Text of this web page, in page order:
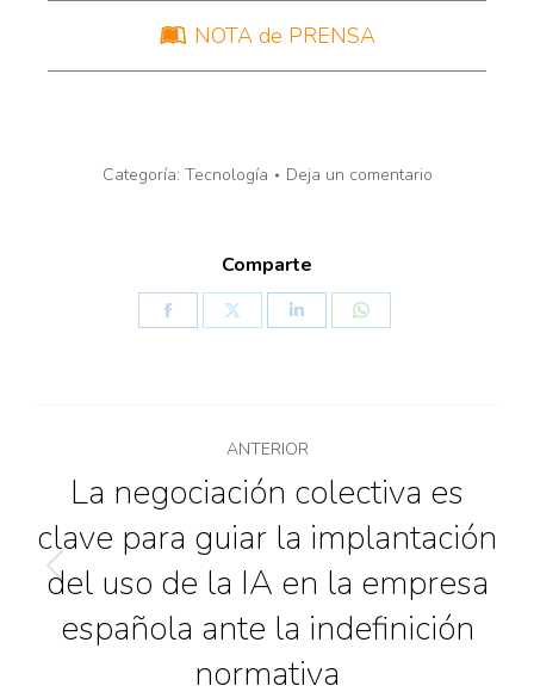
NOTA de PRENSA
Categoría: Tecnología Deja un comentario
Comparte
ANTERIOR
La negociación colectiva es
clave para guiar la implantación
del uso de la IA en la empresa
española ante la indefinición
normativa